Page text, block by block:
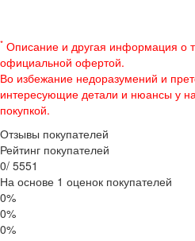
* Описание и другая информация о
официальной офертой.
Во избежание недоразумений и
интересующие детали и нюансы у
покупкой.
Отзывы покупателей
Рейтинг покупателей
0/ 5551
На основе 1 оценок покупателей
0%
0%
0%